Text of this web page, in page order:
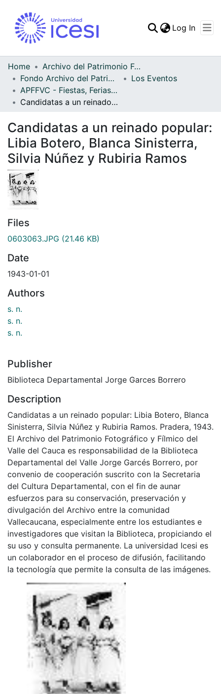
Statistics
Log In
Home
Archivo del Patrimonio Fotográfico y Fílmico del Valle del Cauca
Fondo Archivo del Patrimonio Fotográfico y Fílmico del Valle del Cauca
Los Eventos
APFFVC - Fiestas, Ferias y Carnavales - Patrimonial
Candidatas a un reinado popular: Libia Botero, Blanca Sinisterra, Silvia Núñez y Rubiria Ramos
Candidatas a un reinado popular:
Libia Botero, Blanca Sinisterra,
Silvia Núñez y Rubiria Ramos
Files
0603063.JPG (21.46 KB)
Date
1943-01-01
Authors
s. n.
s. n.
s. n.
Publisher
Biblioteca Departamental Jorge Garces Borrero
Description
Candidatas a un reinado popular: Libia Botero, Blanca
Sinisterra, Silvia Núñez y Rubiria Ramos. Pradera, 1943.
El Archivo del Patrimonio Fotográfico y Fílmico del
Valle del Cauca es responsabilidad de la Biblioteca
Departamental del Valle Jorge Garcés Borrero, por
convenio de cooperación suscrito con la Secretaria
del Cultura Departamental, con el fin de aunar
esfuerzos para su conservación, preservación y
divulgación del Archivo entre la comunidad
Vallecaucana, especialmente entre los estudiantes e
investigadores que visitan la Biblioteca, propiciando el
su uso y consulta permanente. La universidad Icesi es
un colaborador en el proceso de difusión, facilitando
la tecnología que permite la consulta de las imágenes.